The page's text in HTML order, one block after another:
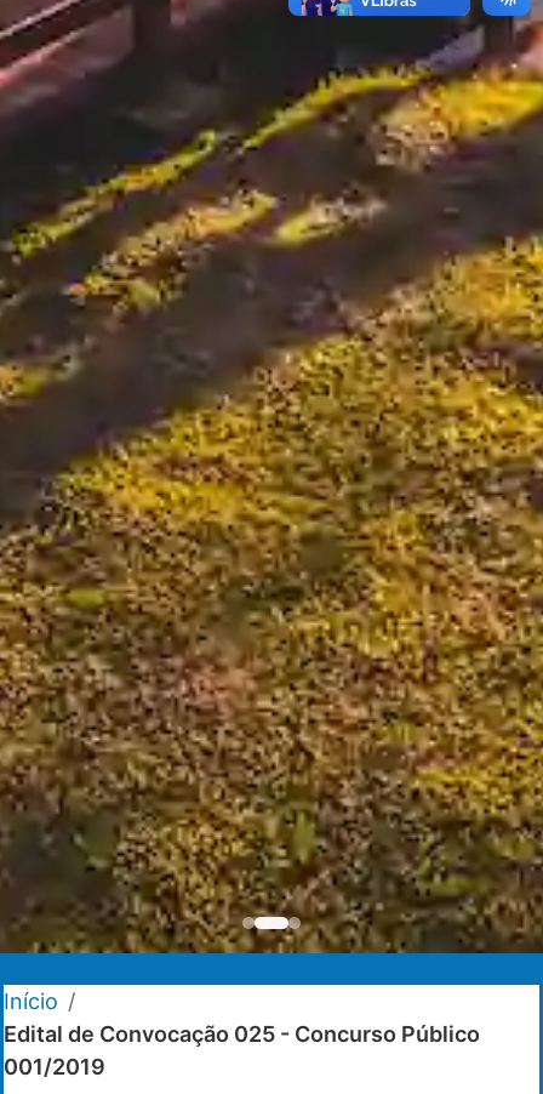
Início /
Edital de Convocação 025 - Concurso Público
001/2019